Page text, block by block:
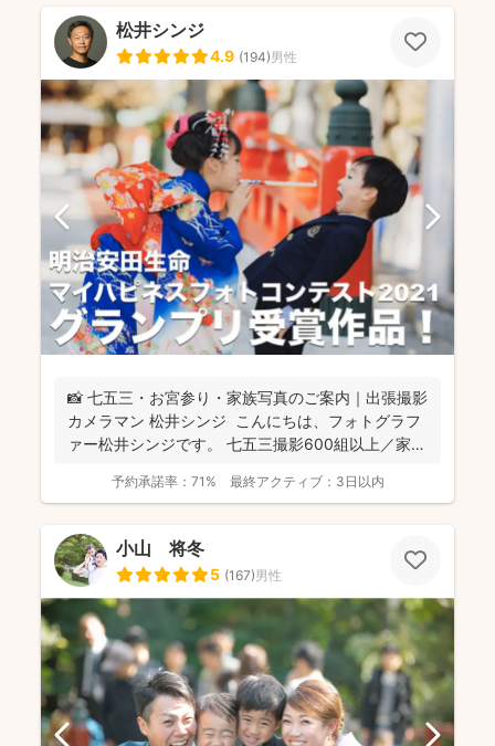
松井シンジ
4.9 (194)男性
📸 七五三・お宮参り・家族写真のご案内｜出張撮影
カメラマン 松井シンジ こんにちは、フォトグラフ
ァー松井シンジです。 七五三撮影600組以上／家
予約承諾率： 71% 最終アクティブ： 3日以内
小山 将冬
5 (167)男性